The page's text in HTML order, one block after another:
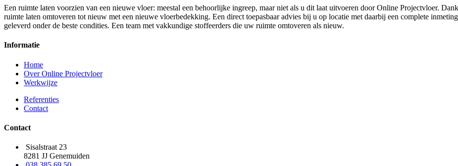
Een ruimte laten voorzien van een nieuwe vloer: meestal een behoorlijke ingreep, maar niet als u dit laat uitvoeren door Online Projectvloer.
ruimte laten omtoveren tot nieuw met een nieuwe vloerbedekking. Een direct toepasbaar advies bij u op locatie met daarbij een complete
geleverd onder de beste condities. Een team met vakkundige stoffeerders die uw ruimte omtoveren als nieuw.
Informatie
Home
Over Online Projectvloer
Werkwijze
Referenties
Contact
Contact
Sisalstraat 23
8281 JJ Genemuiden